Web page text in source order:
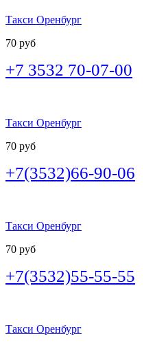
Такси Оренбург
70 руб
+7 3532 70-07-00
Такси Оренбург
70 руб
+7(3532)66-90-06
Такси Оренбург
70 руб
+7(3532)55-55-55
Такси Оренбург